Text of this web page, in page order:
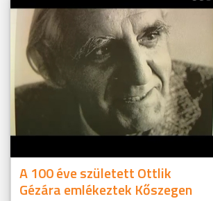
A 100 éve született Ottlik
Gézára emlékeztek Kőszegen